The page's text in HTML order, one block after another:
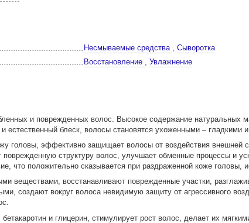
Несмываемые средства
Сыворотка
Восстановление Увлажнение
и поврежденных волос. Высокое содержание натуральных
естественный блеск, волосы становятся ухоженными – гладкими
головы, эффективно защищает волосы от воздействия внешней
структуру волос, улучшает обменные процессы и
что положительно сказывается при раздраженной коже головы,
веществами, восстанавливают поврежденные участки,
создают вокруг волоса невидимую защиту от агрессивного
и глицерин, стимулирует рост волос, делает их